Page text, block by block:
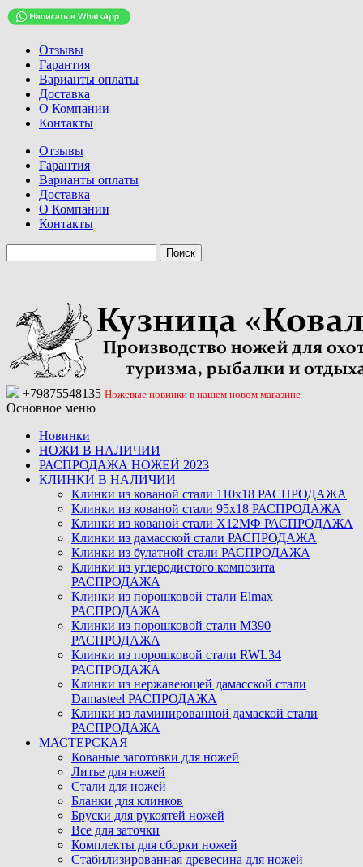
Отзывы
Гарантия
Варианты оплаты
Доставка
О Компании
Контакты
Отзывы
Гарантия
Варианты оплаты
Доставка
О Компании
Контакты
+79875548135 Ножевые новинки в нашем новом магазине
Основное меню
Новинки
НОЖИ В НАЛИЧИИ
РАСПРОДАЖА НОЖЕЙ 2023
КЛИНКИ В НАЛИЧИИ
Клинки из кованой стали 110х18 РАСПРОДАЖА
Клинки из кованой стали 95х18 РАСПРОДАЖА
Клинки из кованой стали Х12МФ РАСПРОДАЖА
Клинки из дамасской стали РАСПРОДАЖА
Клинки из булатной стали РАСПРОДАЖА
Клинки из углеродистого композита
РАСПРОДАЖА
Клинки из порошковой стали Elmax
РАСПРОДАЖА
Клинки из порошковой стали M390
РАСПРОДАЖА
Клинки из порошковой стали RWL34
РАСПРОДАЖА
Клинки из нержавеющей дамасской стали
Damasteel РАСПРОДАЖА
Клинки из ламинированной дамаской стали
РАСПРОДАЖА
МАСТЕРСКАЯ
Кованые заготовки для ножей
Литье для ножей
Стали для ножей
Бланки для клинков
Бруски для рукоятей ножей
Все для заточки
Комплекты для сборки ножей
Стабилизированная древесина для ножей